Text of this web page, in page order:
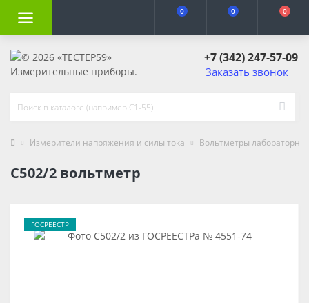
0 0 0
+7 (342) 247-57-09
Заказать звонок
Измерители напряжения и силы тока Вольтметры
С502/2 вольтметр
ГОСРЕЕСТР